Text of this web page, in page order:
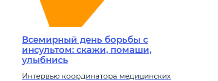
Всемирный день борьбы с
инсультом: скажи, помаши,
улыбнись
Интервью координатора медицинских